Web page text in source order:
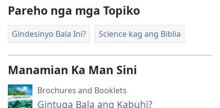
Pareho nga mga Topiko
Gindesinyo Bala Ini? Science kag ang Biblia
Manamian Ka Man Sini
Brochures and Booklets
Gintuga Bala ang Kabuhi?